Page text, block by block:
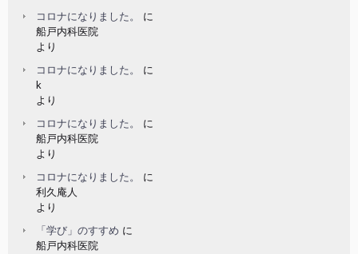
コロナになりました。
に
船戸内科医院
より
コロナになりました。
に
k
より
コロナになりました。
に
船戸内科医院
より
コロナになりました。
に
利久庵人
より
「学び」のすすめ に
船戸内科医院